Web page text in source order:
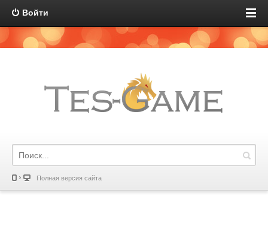
Войти
Полная версия сайта